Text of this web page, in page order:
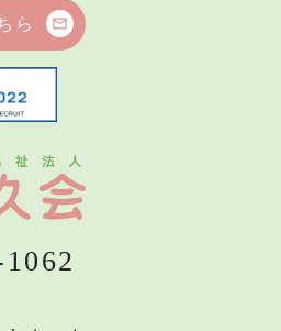
ら mail_outline